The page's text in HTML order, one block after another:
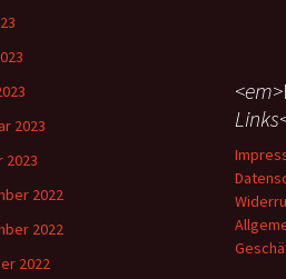
2023
2023
2022
2022
2022